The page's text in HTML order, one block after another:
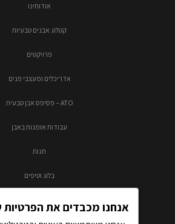
אודותינו
קטלוג אבנים טבעיות
פרויקטים
אדריכלים ומעצבי פנים
ATO – פסיפס אבן טבעית
עבודות אומנות באבן
חנות
בלוג וטיפים
אנחנו מכבדים את